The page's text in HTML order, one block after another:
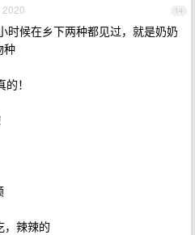
14
2020
时候在乡下两种都见过，就是奶奶
种
！
，辣辣的